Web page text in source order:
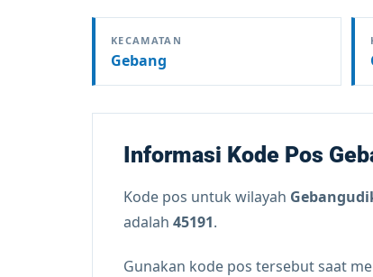
KECAMATAN
Gebang
Informasi Kode Pos
Kode pos untuk wilayah
adalah 45191.
Gunakan kode pos tersebut saat